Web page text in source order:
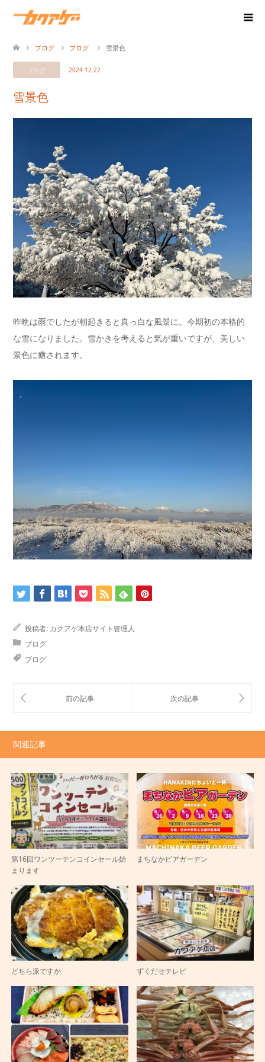
ブログ ブログ 雪景色
ブログ 2024.12.22
雪景色
昨晩は雨でしたが朝起きると真っ白な風景に。今期初の本格的
な雪になりました。雪かきを考えると気が重いですが、美しい
景色に癒されます。
投稿者: カクアゲ本店サイト管理人
ブログ
ブログ
関連記事
第16回ワンツーテンコインセール始
まります
まちなかビアガーデン
どちら派ですか ずくだせテレビ